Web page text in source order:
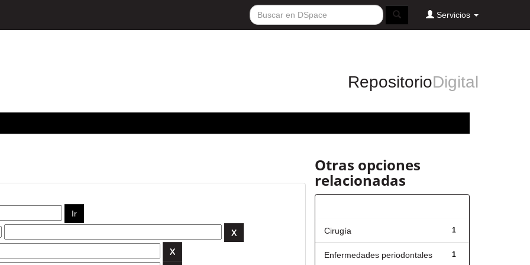
Servicios
RepositorioDigital
Otras opciones
relacionadas
1
Cirugía
1
Enfermedades periodontales